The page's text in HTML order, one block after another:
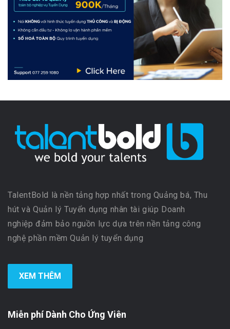
TalentBold là nền tảng hợp nhất trong Quảng bá, Thu
hút và Quản lý Tuyển dụng nhân tài giúp Doanh
nghiệp đảm bảo nguồn lực dựa trên nền tảng công
nghệ phần mềm Quản lý tuyển dụng
XEM THÊM
Miễn phí Dành Cho Ứng Viên